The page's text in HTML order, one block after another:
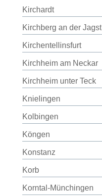
Kirchardt
Kirchberg an der Jagst
Kirchentellinsfurt
Kirchheim am Neckar
Kirchheim unter Teck
Knielingen
Kolbingen
Köngen
Konstanz
Korb
Korntal-Münchingen